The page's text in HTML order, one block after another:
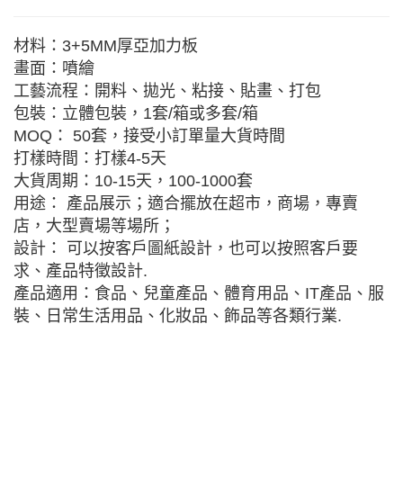
材料：3+5MM厚亞加力板
畫面：噴繪
工藝流程：開料、拋光、粘接、貼畫、打包
包裝：立體包裝，1套/箱或多套/箱
MOQ： 50套，接受小訂單量大貨時間
打樣時間：打樣4-5天
大貨周期：10-15天，100-1000套
用途： 產品展示；適合擺放在超市，商場，專賣
店，大型賣場等場所；
設計： 可以按客戶圖紙設計，也可以按照客戶要
求、產品特徵設計.
產品適用：食品、兒童產品、體育用品、IT產品、服
裝、日常生活用品、化妝品、飾品等各類行業.